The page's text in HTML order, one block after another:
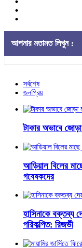
আপনার মতামত লিখুন :
সর্বশেষ
জনপ্রিয়
টাকার অভাবে
আড়িয়াল বিলের
গবেষকদের
হাসিনাকে বক্তব্য
পরিকল্পিত: রিজভী